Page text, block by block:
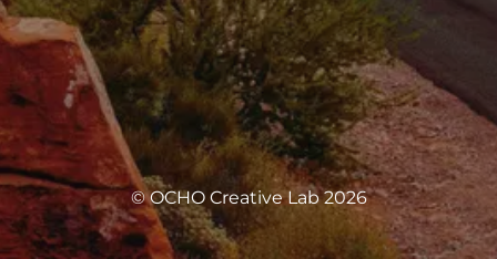
© OCHO Creative Lab 2026